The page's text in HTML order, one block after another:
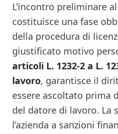
L’incontro preliminare
costituisce una fase
della procedura di
giustificato motivo
articoli L. 1232-2 a L.
lavoro, garantisce il
essere ascoltato prima
del datore di lavoro. La
l’azienda a sanzioni